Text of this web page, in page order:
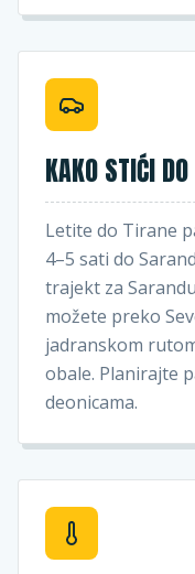
KAKO STIĆI
Letite do Tirane
4–5 sati do
trajekt za
možete preko
jadranskom
obale. Planirajte
deonicama.